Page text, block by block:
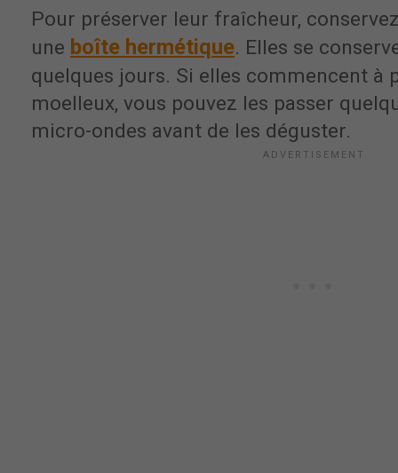
Pour préserver leur fraîcheur,
une boîte hermétique. Elles se
quelques jours. Si elles commencent à
moelleux, vous pouvez les passer
micro-ondes avant de les déguster.